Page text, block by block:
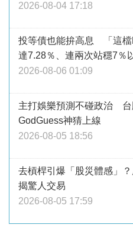
2026-08-04 17:18
投等債也能拚高息 「這檔
達7.28％、連兩次站穩7％
2026-08-06 01:09
主打娛樂預測不碰政治 台
GodGuess神猜上線
2026-08-05 18:56
去槓桿引爆「股災體感」
揭驚人交易
2026-08-05 17:59